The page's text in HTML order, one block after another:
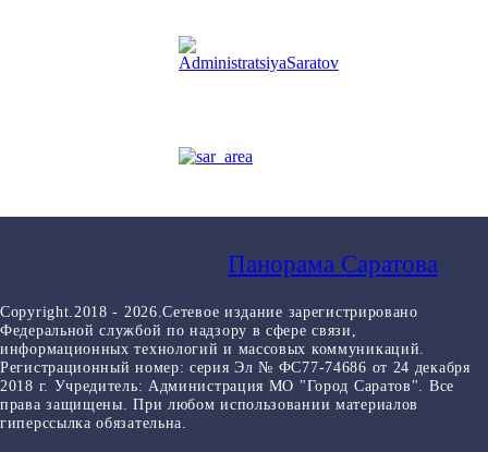
Панорама Саратова
Copyright.2018 - 2026.Сетевое издание зарегистрировано
Федеральной службой по надзору в сфере связи,
информационных технологий и массовых коммуникаций.
Регистрационный номер: серия Эл № ФС77-74686 от 24 декабря
2018 г. Учредитель: Администрация МО "Город Саратов". Все
права защищены. При любом использовании материалов
гиперссылка обязательна.